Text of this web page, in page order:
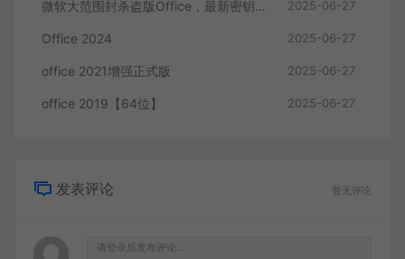
微软大范围封杀盗版Office，最新密钥来了！ 2025-06-27
Office 2024 2025-06-27
office 2021增强正式版 2025-06-27
office 2019【64位】 2025-06-27
发表评论 暂无评论